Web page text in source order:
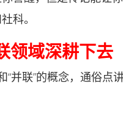
科。
领域深耕下去
并联”的概念，通俗点